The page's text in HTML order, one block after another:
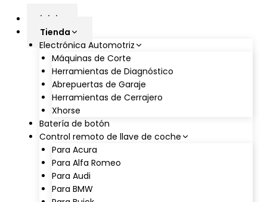
inicio
Tienda
Electrónica Automotriz
Máquinas de Corte
Herramientas de Diagnóstico
Abrepuertas de Garaje
Herramientas de Cerrajero
Xhorse
Batería de botón
Control remoto de llave de coche
Para Acura
Para Alfa Romeo
Para Audi
Para BMW